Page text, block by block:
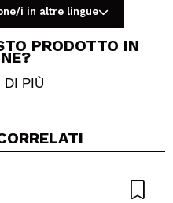
o una foto
i in altre lingue
PRODOTTO IN
DI PIÙ